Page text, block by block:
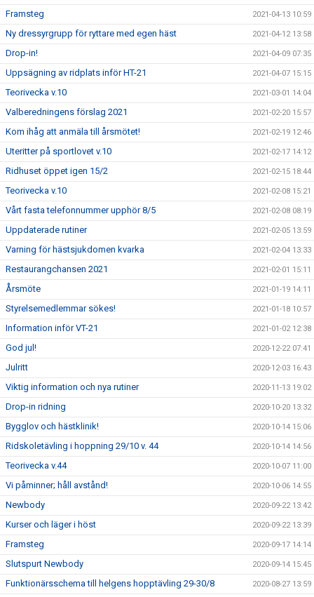
Framsteg 2021-04-13 10:59
Ny dressyrgrupp för ryttare med egen häst 2021-04-12 13:58
Drop-in! 2021-04-09 07:35
Uppsägning av ridplats inför HT-21 2021-04-07 15:15
Teorivecka v.10 2021-03-01 14:04
Valberedningens förslag 2021 2021-02-20 15:57
Kom ihåg att anmäla till årsmötet! 2021-02-19 12:46
Uteritter på sportlovet v.10 2021-02-17 14:12
Ridhuset öppet igen 15/2 2021-02-15 18:44
Teorivecka v.10 2021-02-08 15:21
Vårt fasta telefonnummer upphör 8/5 2021-02-08 08:19
Uppdaterade rutiner 2021-02-05 13:59
Varning för hästsjukdomen kvarka 2021-02-04 13:33
Restaurangchansen 2021 2021-02-01 15:11
Årsmöte 2021-01-19 14:11
Styrelsemedlemmar sökes! 2021-01-18 10:57
Information inför VT-21 2021-01-02 12:38
God jul! 2020-12-22 07:41
Julritt 2020-12-03 16:43
Viktig information och nya rutiner 2020-11-13 19:02
Drop-in ridning 2020-10-20 13:32
Bygglov och hästklinik! 2020-10-14 15:06
Ridskoletävling i hoppning 29/10 v. 44 2020-10-14 14:56
Teorivecka v.44 2020-10-07 11:00
Vi påminner; håll avstånd! 2020-10-06 14:55
Newbody 2020-09-22 13:42
Kurser och läger i höst 2020-09-22 13:39
Framsteg 2020-09-17 14:14
Slutspurt Newbody 2020-09-14 15:45
Funktionärsschema till helgens hopptävling 29-30/8 2020-08-27 13:59